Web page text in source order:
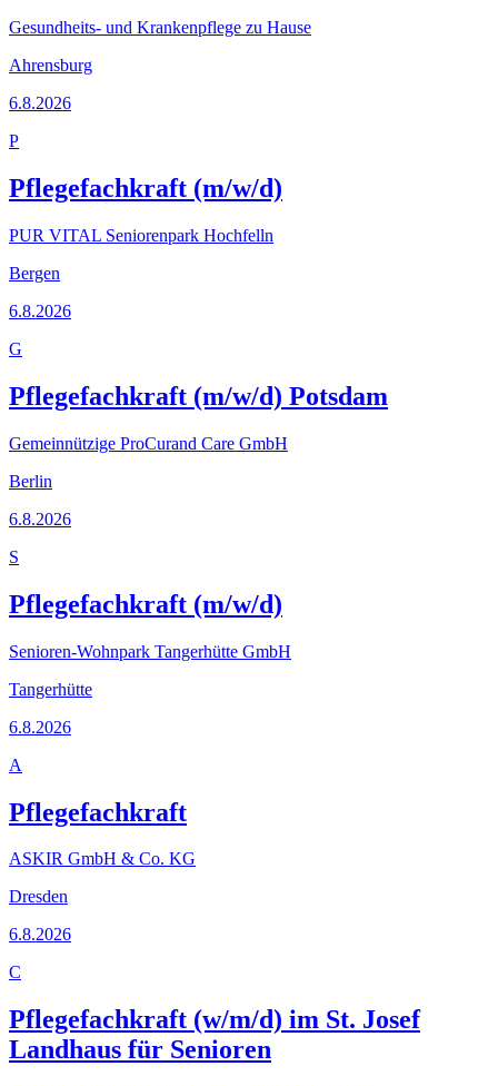
Gesundheits- und Krankenpflege zu Hause
Ahrensburg
6.8.2026
P
Pflegefachkraft (m/w/d)
PUR VITAL Seniorenpark Hochfelln
Bergen
6.8.2026
G
Pflegefachkraft (m/w/d) Potsdam
Gemeinnützige ProCurand Care GmbH
Berlin
6.8.2026
S
Pflegefachkraft (m/w/d)
Senioren-Wohnpark Tangerhütte GmbH
Tangerhütte
6.8.2026
A
Pflegefachkraft
ASKIR GmbH & Co. KG
Dresden
6.8.2026
C
Pflegefachkraft (w/m/d) im St. Josef
Landhaus für Senioren